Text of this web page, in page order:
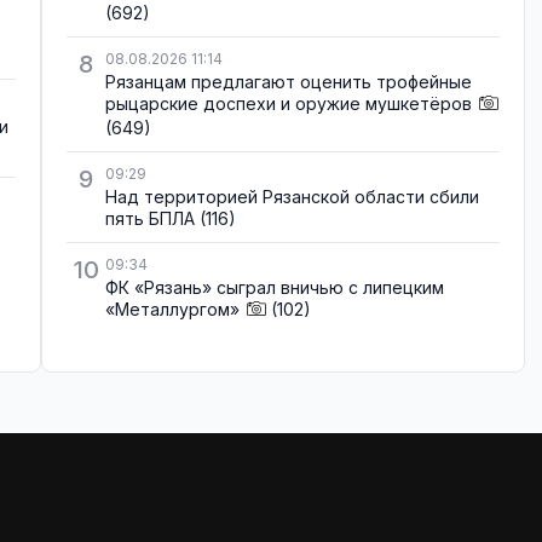
(692)
8 08.08.2026 11:14
Рязанцам предлагают оценить трофейные
рыцарские доспехи и оружие мушкетёров
(649)
9 09:29
Над территорией Рязанской области сбили
пять БПЛА (116)
10 09:34
ФК «Рязань» сыграл вничью с липецким
«Металлургом»
(102)